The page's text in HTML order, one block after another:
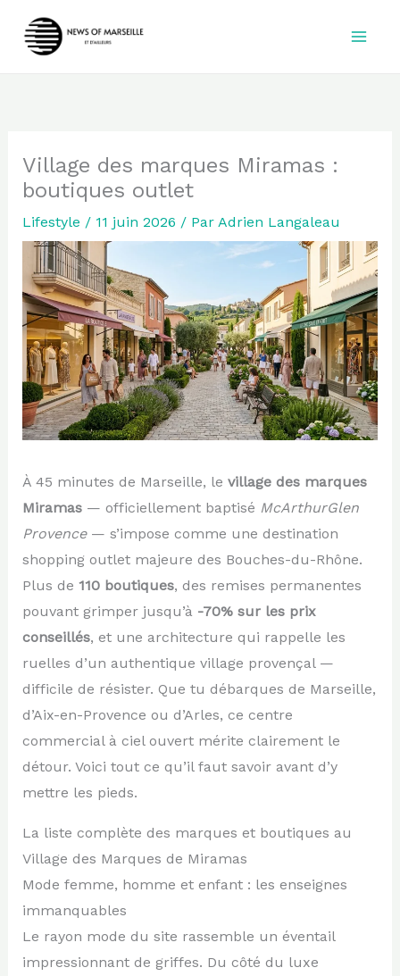
Village des marques Miramas :
boutiques outlet
Lifestyle / 11 juin 2026 / Par Adrien Langaleau
À 45 minutes de Marseille, le village des marques
Miramas— officiellement baptisé McArthurGlen
Provence— s’impose comme une destination
shopping outlet majeure des Bouches-du-Rhône.
Plus de 110 boutiques, des remises permanentes
pouvant grimper jusqu’à -70% sur les prix
conseillés, et une architecture qui rappelle les
ruelles d’un authentique village provençal —
difficile de résister. Que tu débarques de Marseille,
d’Aix-en-Provence ou d’Arles, ce centre
commercial à ciel ouvert mérite clairement le
détour. Voici tout ce qu’il faut savoir avant d’y
mettre les pieds.
La liste complète des marques et boutiques au
Village des Marques de Miramas
Mode femme, homme et enfant : les enseignes
immanquables
Le rayon mode du site rassemble un éventail
impressionnant de griffes. Du côté du luxe